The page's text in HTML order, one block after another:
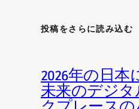
投稿をさらに読み込む
2026年の日本
未来のデジタ